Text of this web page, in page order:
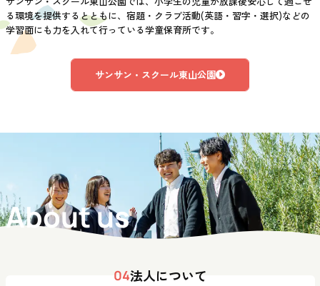
る環境を提供するとともに、宿題・クラブ活動(英語・習字・選択)などの
学習面にも力を入れて行っている学童保育所です。
サンサン・スクール東山公園
About us
04法人について